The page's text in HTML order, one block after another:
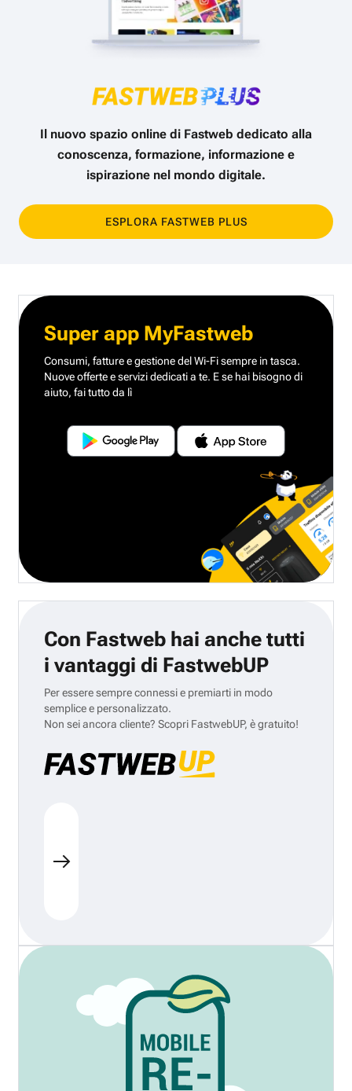
Il nuovo spazio online di Fastweb dedicato alla
conoscenza, formazione, informazione e
ispirazione nel mondo digitale.
ESPLORA FASTWEB PLUS
Super app MyFastweb
Consumi, fatture e gestione del Wi-Fi sempre in tasca.
Nuove offerte e servizi dedicati a te. E se hai bisogno di
aiuto, fai tutto da lì
Con Fastweb hai anche tutti
i vantaggi di FastwebUP
Per essere sempre connessi e premiarti in modo
semplice e personalizzato.
Non sei ancora cliente? Scopri FastwebUP, è gratuito!